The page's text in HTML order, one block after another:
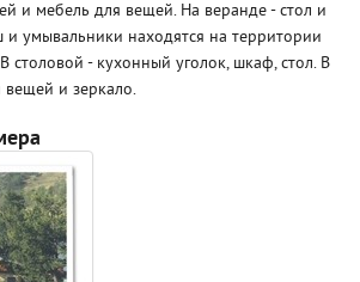
и мебель для вещей. На веранде - стол и
и умывальники находятся на территории
столовой - кухонный уголок, шкаф, стол. В
и зеркало.